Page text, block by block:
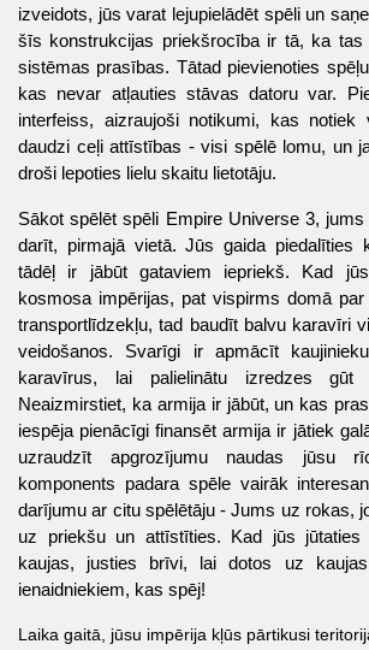
izveidots, jūs varat lejupielādēt spēli un
šīs konstrukcijas priekšrocība ir tā, ka tas
sistēmas prasības. Tātad pievienoties
kas nevar atļauties stāvas datoru var.
interfeiss, aizraujoši notikumi, kas notiek
daudzi ceļi attīstības - visi spēlē lomu, un
droši lepoties lielu skaitu lietotāju.
Sākot spēlēt spēli Empire Universe3, jums
darīt, pirmajā vietā. Jūs gaida piedalīties
tādēļ ir jābūt gataviem iepriekš. Kad
kosmosa impērijas, pat vispirms domā
transportlīdzekļu, tad baudīt balvu karavīri
veidošanos. Svarīgi ir apmācīt
karavīrus, lai palielinātu izredzes gūt
Neaizmirstiet, ka armija ir jābūt, un kas
iespēja pienācīgi finansēt armija ir jātiek
uzraudzīt apgrozījumu naudas jūsu
komponents padara spēle vairāk
darījumu ar citu spēlētāju - Jums uz rokas,
uz priekšu un attīstīties. Kad jūs jūtaties
kaujas, justies brīvi, lai dotos uz
ienaidniekiem, kas spēj!
Laika gaitā, jūsu impērija kļūs pārtikusi